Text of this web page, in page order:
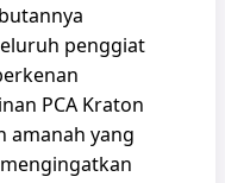
penggiat
PCA Kraton
amanah yang